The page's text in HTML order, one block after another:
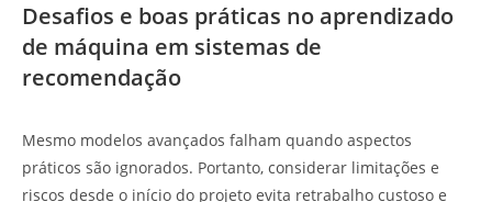
Desafios e boas práticas no aprendizado
de máquina em sistemas de
recomendação
Mesmo modelos avançados falham quando aspectos
práticos são ignorados. Portanto, considerar limitações e
riscos desde o início do projeto evita retrabalho custoso e